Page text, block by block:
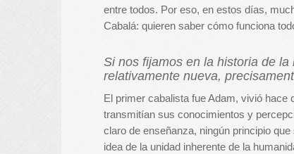
entre todos. Por eso, en estos días,
Cabalá: quieren saber cómo funciona
Si nos fijamos en la historia de
relativamente nueva,
El primer cabalista fue Adam, vivió hace
transmitían sus conocimientos y
claro de enseñanza, ningún principio
idea de la unidad inherente de la